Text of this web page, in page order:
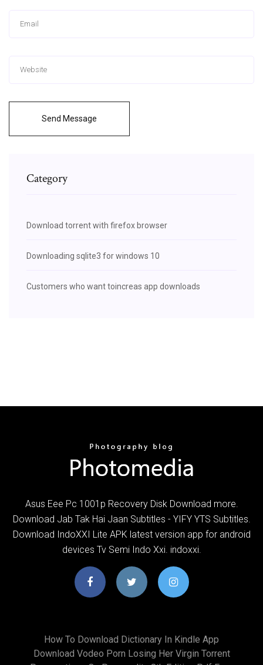
Send Message
Category
Download torrent with firefox browser
Downloading sqlite3 for windows 10
Customers who want toincreas app downloads
Asus Eee Pc 1001p Recovery Disk Download more.
Download Jab Tak Hai Jaan Subtitles - YIFY YTS Subtitles.
Download IndoXXI Lite APK latest version app for android
devices Tv Semi Indo Xxi. indoxxi.
How To Download Dictionary In Kindle App
Download Vodeo Porn Losing Her Virgin Torrent